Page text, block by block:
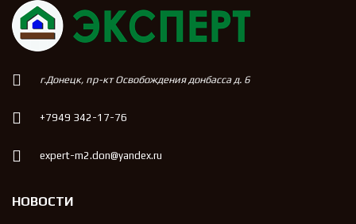
г.Донецк, пр-кт Освобождения донбасса д. 6
+7949 342-17-76
expert-m2.don@yandex.ru
НОВОСТИ